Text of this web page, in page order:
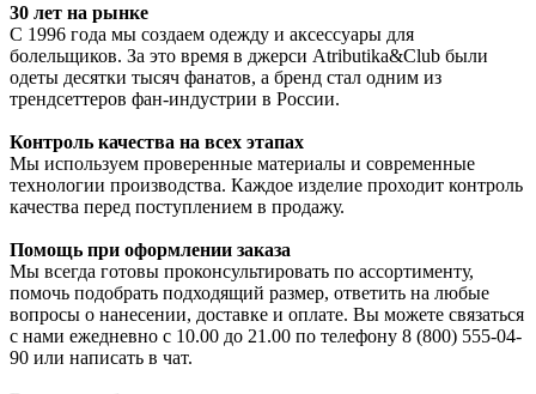
30 лет на рынке
С 1996 года мы создаем одежду и аксессуары для
болельщиков. За это время в джерси Atributika&Club были
одеты десятки тысяч фанатов, а бренд стал одним из
трендсеттеров фан-индустрии в России.
Контроль качества на всех этапах
Мы используем проверенные материалы и современные
технологии производства. Каждое изделие проходит контроль
качества перед поступлением в продажу.
Помощь при оформлении заказа
Мы всегда готовы проконсультировать по ассортименту,
помочь подобрать подходящий размер, ответить на любые
вопросы о нанесении, доставке и оплате. Вы можете связаться
с нами ежедневно с 10.00 до 21.00 по телефону 8 (800) 555-04-
90 или написать в чат.